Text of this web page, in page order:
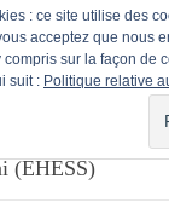
et plans en
(EHESS)
: ce site utilise des
acceptez que nous
compris sur la façon de
suit : Politique relative